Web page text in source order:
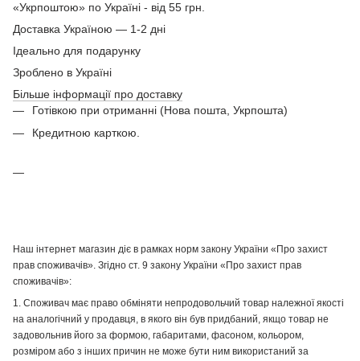
«Укрпоштою» по Україні - від 55 грн.
Доставка Україною — 1-2 дні
Ідеально для подарунку
Зроблено в Україні
Більше інформації про доставку
Готівкою при отриманні (Нова пошта, Укрпошта)
Кредитною карткою.
Наш інтернет магазин діє в рамках норм закону України «Про захист
прав споживачів». Згідно ст. 9 закону України «Про захист прав
споживачів»:
1. Споживач має право обміняти непродовольчий товар належної якості
на аналогічний у продавця, в якого він був придбаний, якщо товар не
задовольнив його за формою, габаритами, фасоном, кольором,
розміром або з інших причин не може бути ним використаний за